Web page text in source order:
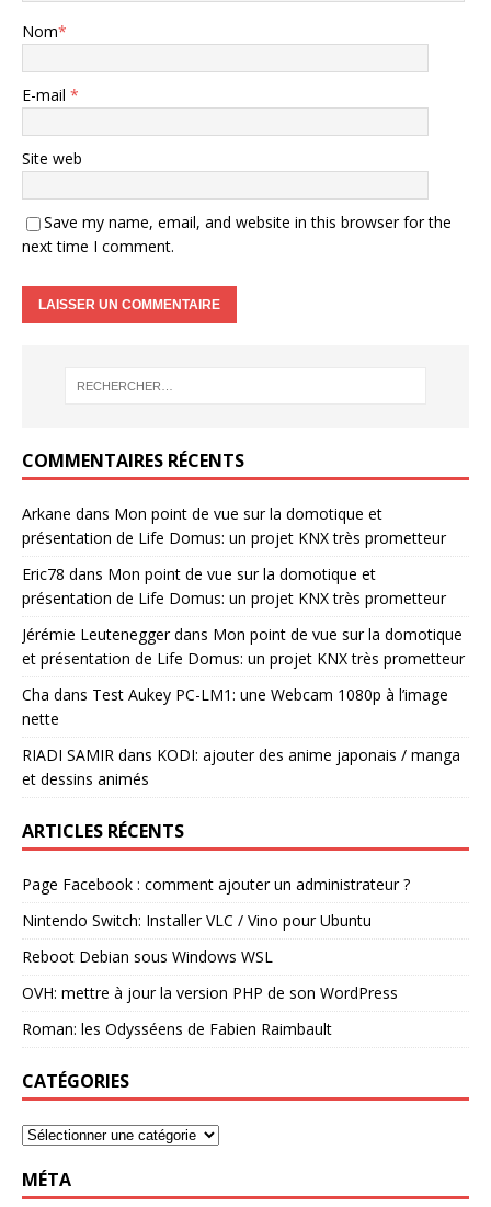
Nom*
E-mail *
Site web
Save my name, email, and website in this browser for the
next time I comment.
COMMENTAIRES RÉCENTS
Arkane dans Mon point de vue sur la domotique et
présentation de Life Domus: un projet KNX très prometteur
Eric78 dans Mon point de vue sur la domotique et
présentation de Life Domus: un projet KNX très prometteur
Jérémie Leuteneggerdans Mon point de vue sur la domotique
et présentation de Life Domus: un projet KNX très prometteur
Cha dans Test Aukey PC-LM1: une Webcam 1080p à l’image
nette
RIADI SAMIR dans KODI: ajouter des anime japonais / manga
et dessins animés
ARTICLES RÉCENTS
Page Facebook : comment ajouter un administrateur ?
Nintendo Switch: Installer VLC / Vino pour Ubuntu
Reboot Debian sous Windows WSL
OVH: mettre à jour la version PHP de son WordPress
Roman: les Odysséens de Fabien Raimbault
CATÉGORIES
MÉTA